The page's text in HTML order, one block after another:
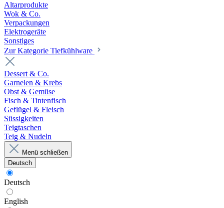
Altarprodukte
Wok & Co.
Verpackungen
Elektrogeräte
Sonstiges
Zur Kategorie Tiefkühlware
Dessert & Co.
Garnelen & Krebs
Obst & Gemüse
Fisch & Tintenfisch
Geflügel & Fleisch
Süssigkeiten
Teigtaschen
Teig & Nudeln
Menü schließen
Deutsch
Deutsch
English